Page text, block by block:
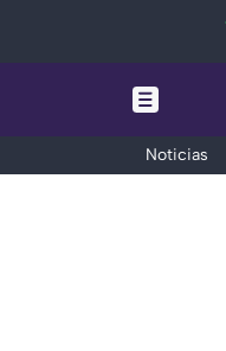
Noticias